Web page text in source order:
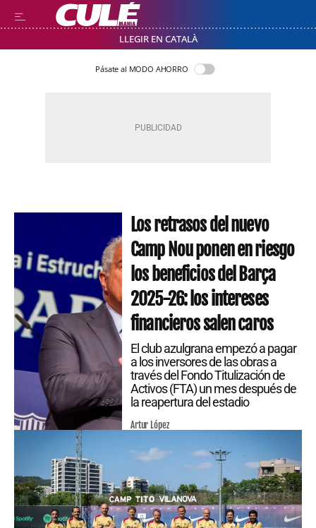
LLEGIR EN CATALÀ
Pásate al MODO AHORRO
Los retrasos del nuevo
Camp Nou ponen en riesgo
los beneficios del Barça
2025-26: los intereses
financieros salen caros
El club azulgrana empezó a pagar
a los inversores de las obras a
través del Fondo Titulización de
Activos (FTA) un mes después de
la reapertura del estadio
Artur López